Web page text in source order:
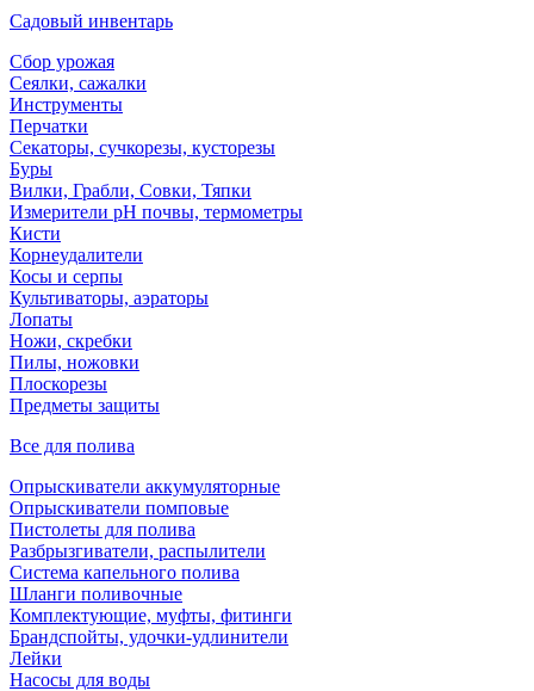
Садовый инвентарь
Сбор урожая
Сеялки, сажалки
Инструменты
Перчатки
Секаторы, сучкорезы, кусторезы
Буры
Вилки, Грабли, Совки, Тяпки
Измерители pH почвы, термометры
Кисти
Корнеудалители
Косы и серпы
Культиваторы, аэраторы
Лопаты
Ножи, скребки
Пилы, ножовки
Плоскорезы
Предметы защиты
Все для полива
Опрыскиватели аккумуляторные
Опрыскиватели помповые
Пистолеты для полива
Разбрызгиватели, распылители
Система капельного полива
Шланги поливочные
Комплектующие, муфты, фитинги
Брандспойты, удочки-удлинители
Лейки
Насосы для воды